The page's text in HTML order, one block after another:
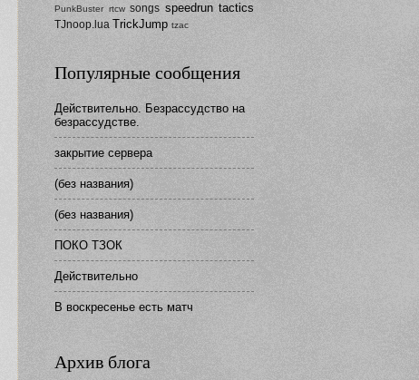
PunkBuster rtcw songs speedrun tactics
TJnoop.lua TrickJump tzac
Популярные сообщения
Действительно. Безрассудство на
безрассудстве.
закрытие сервера
(без названия)
(без названия)
ПОКО ТЗОК
Действительно
В воскресенье есть матч
Архив блога